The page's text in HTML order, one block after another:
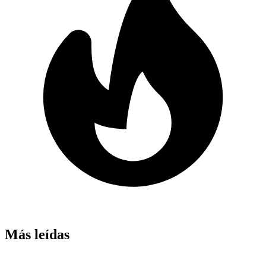
Más leídas